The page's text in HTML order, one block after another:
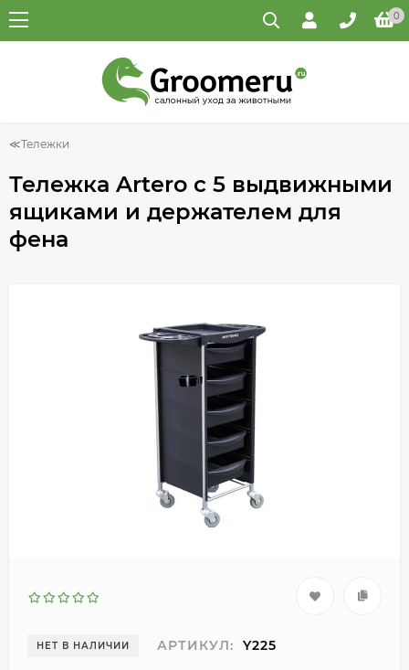
0
Тележки
Тележка Artero с 5 выдвижными
ящиками и держателем для
фена
НЕТ В НАЛИЧИИ АРТИКУЛ: Y225